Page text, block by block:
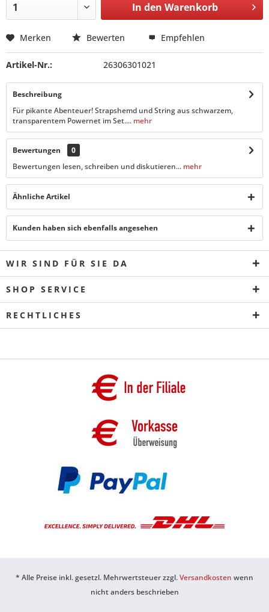
In den Warenkorb
Merken Bewerten Empfehlen
Artikel-Nr.: 26306301021
Beschreibung
Für pikante Abenteuer! Strapshemd und String aus schwarzem,
transparentem Powernet im Set.... mehr
Bewertungen
0
Bewertungen lesen, schreiben und diskutieren... mehr
Ähnliche Artikel
Kunden haben sich ebenfalls angesehen
WIR SIND FÜR SIE DA
SHOP SERVICE
RECHTLICHES
* Alle Preise inkl. gesetzl. Mehrwertsteuer zzgl.Versandkosten wenn
nicht anders beschrieben